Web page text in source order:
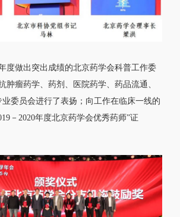
度做出突出成绩的北京药学会科普工作委
肿瘤药学、药剂、医院药学、药品流通、
委员会进行了表扬；向工作在临床一线的
－2020年度北京药学会优秀药师”证